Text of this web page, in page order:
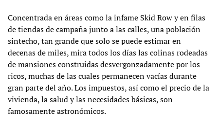
Concentrada en áreas como la infame Skid Row y en filas
de tiendas de campaña junto a las calles, una población
sintecho, tan grande que solo se puede estimar en
decenas de miles, mira todos los días las colinas rodeadas
de mansiones construidas desvergonzadamente por los
ricos, muchas de las cuales permanecen vacías durante
gran parte del año. Los impuestos, así como el precio de la
vivienda, la salud y las necesidades básicas, son
famosamente astronómicos.